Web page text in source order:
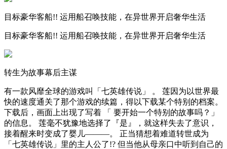
目标豪华客船!! 运用船召唤技能，在异世界开启奢华生活
目标豪华客船!! 运用船召唤技能，在异世界开启奢华生活
转生为故事幕后主谋
有一款风靡全球的游戏叫「七英雄传说」 。 莲因为以世界最
快的速度通关了那个游戏的续篇，得以下载某个特别的档案。
下载后，画面上出现了写着 「 要开始一个特别的故事吗？」
的信息。 莲毫不犹豫地选择了『是』，就这样失去了意识，
接着醒来时变成了婴儿———。 正当猜想着难道转世成为
「七英雄传说」里的主人公了!? 但当他从母亲口中听到自己的